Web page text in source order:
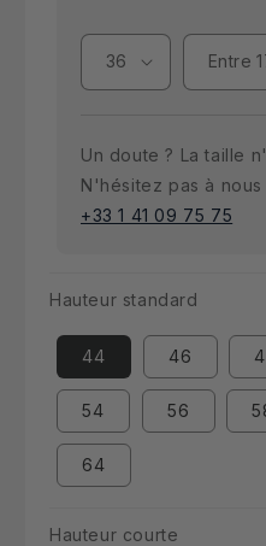
Un doute ? La taille
N'hésitez pas à
+33 1 41 09 75 75
Hauteur standard
44 46
54 56
64
Hauteur courte